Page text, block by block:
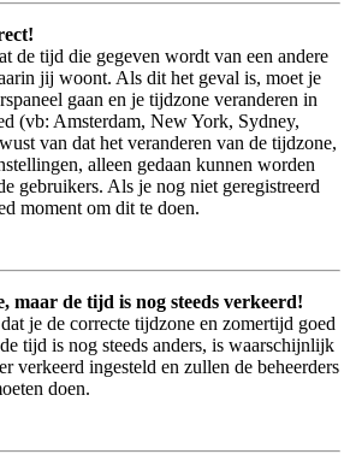
de tijd die gegeven wordt van een andere
jij woont. Als dit het geval is, moet je
gaan en je tijdzone veranderen in
(vb: Amsterdam, New York, Sydney,
van dat het veranderen van de tijdzone,
alleen gedaan kunnen worden
gebruikers. Als je nog niet geregistreerd
moment om dit te doen.
maar de tijd is nog steeds verkeerd!
je de correcte tijdzone en zomertijd goed
tijd is nog steeds anders, is waarschijnlijk
verkeerd ingesteld en zullen de beheerders
doen.